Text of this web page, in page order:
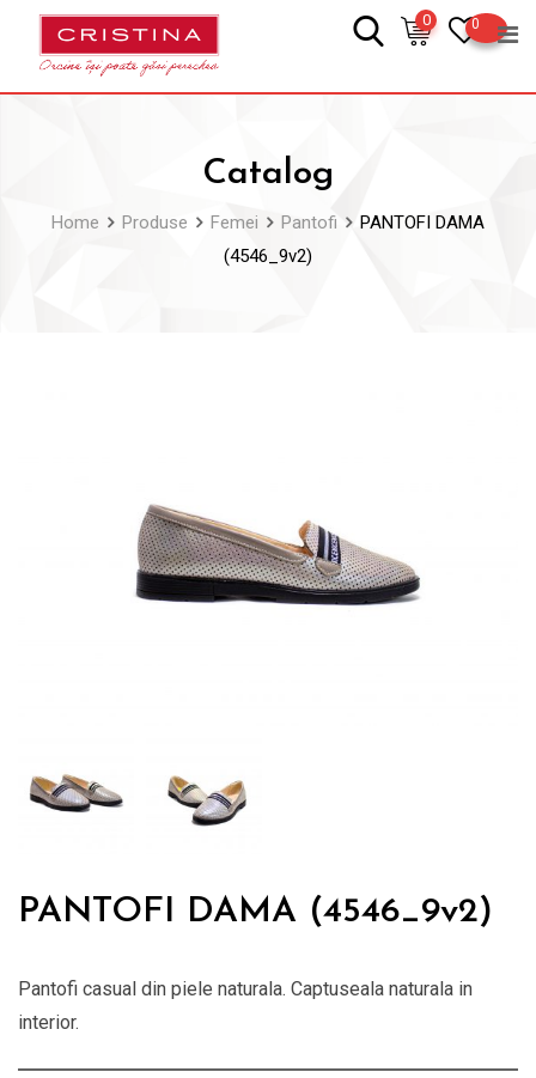
0
0
Catalog
Home Produse Femei Pantofi
PANTOFI DAMA
(4546_9v2)
PANTOFI DAMA (4546_9v2)
Pantofi casual din piele naturala. Captuseala naturala in
interior.